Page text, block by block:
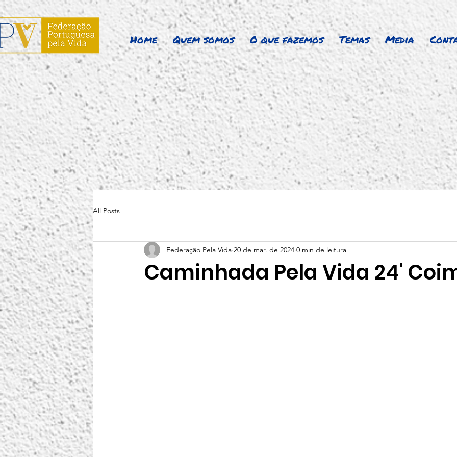
Home Quem somos O que fazemos Temas Media
All Posts
Caminhada Pela Vida 24'
Federação Pela Vida 20 de mar. de 2024 0 min de leitura